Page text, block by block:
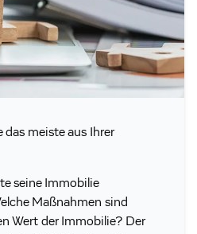
das meiste aus Ihrer
seine Immobilie
Maßnahmen sind
Wert der Immobilie? Der